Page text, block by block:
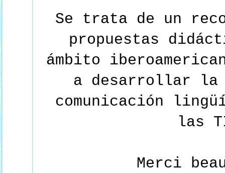
Se trata de un
propuestas
ámbito
a desarrollar la
comunicación
las
Merci